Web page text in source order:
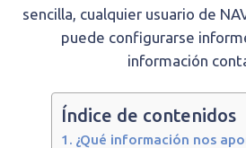
sencilla, cualquier usuario de
puede configurarse
información
Índice de contenidos
¿Qué información nos